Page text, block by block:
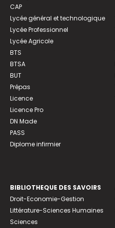
CAP
Lycée général et technologique
Lycée Professionnel
Lycée Agricole
BTS
BTSA
BUT
Prépas
Licence
Licence Pro
DN Made
PASS
Diplome infirmier
BIBLIOTHEQUE DES SAVOIRS
Droit-Economie-Gestion
Littérature-Sciences Humaines
Sciences